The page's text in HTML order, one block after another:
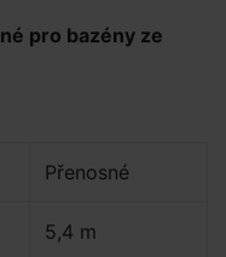
pro bazény ze
Přenosné
5,4 m